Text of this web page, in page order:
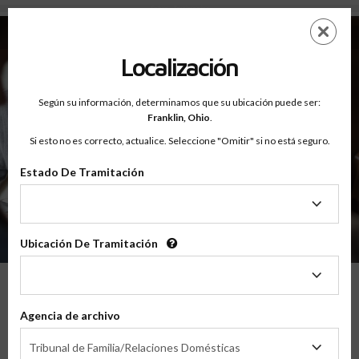
Sobre - Testimonios
EN
Decir
Localización
Según su información, determinamos que su ubicación puede ser:
Franklin, Ohio.
Si esto no es correcto, actualice. Seleccione "Omitir" si no está seguro.
Estado De Tramitación
Tramitación
Ubicación De Tramitación
Tramitación
Agencia de archivo
Tribunal de Familia/Relaciones Domésticas
de